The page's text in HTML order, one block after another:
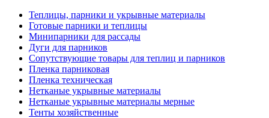
Теплицы, парники и укрывные материалы
Готовые парники и теплицы
Минипарники для рассады
Дуги для парников
Сопутствующие товары для теплиц и парников
Пленка парниковая
Пленка техническая
Нетканые укрывные материалы
Нетканые укрывные материалы мерные
Тенты хозяйственные